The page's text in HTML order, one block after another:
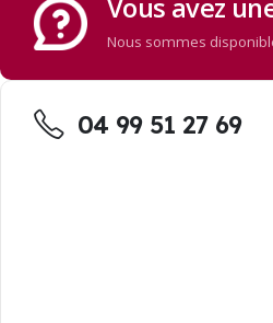
Vous avez
Nous sommes
04 99 51 27 69